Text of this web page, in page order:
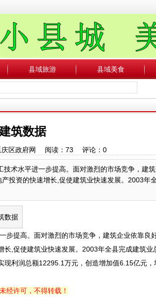
县域旅游 县域美食
筑数据
区政府网 阅读： 73 评论： 0
术水平进一步提高。面对激烈的市场竞争，建
投资的快速增长,促使建筑业快速发展。2003年
步提高。面对激烈的市场竞争，建筑企业依靠良
,促使建筑业快速发展。2003年全县完成建筑业
利润总额12295.1万元，创造增加值6.15亿元，
经许可，不得转载！